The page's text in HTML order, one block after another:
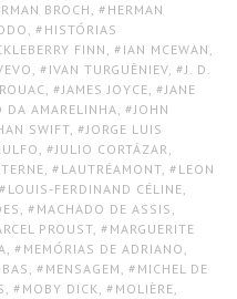
BROCH, HERMAN
, HISTÓRIAS
FINN, IAN MCEWAN ,
, IVAN TURGUÊNIEV, J. D.
, JAMES JOYCE, JANE
DA AMARELINHA, JOHN
SWIFT, JORGE LUIS
, JULIO CORTÁZAR,
, LAUTRÉAMONT, LEON
LOUIS-FERDINAND CÉLINE,
, MACHADO DE ASSIS ,
PROUST, MARGUERITE
, MEMÓRIAS DE ADRIANO ,
, MENSAGEM , MICHEL DE
, MOBY DICK, MOLIÈRE,